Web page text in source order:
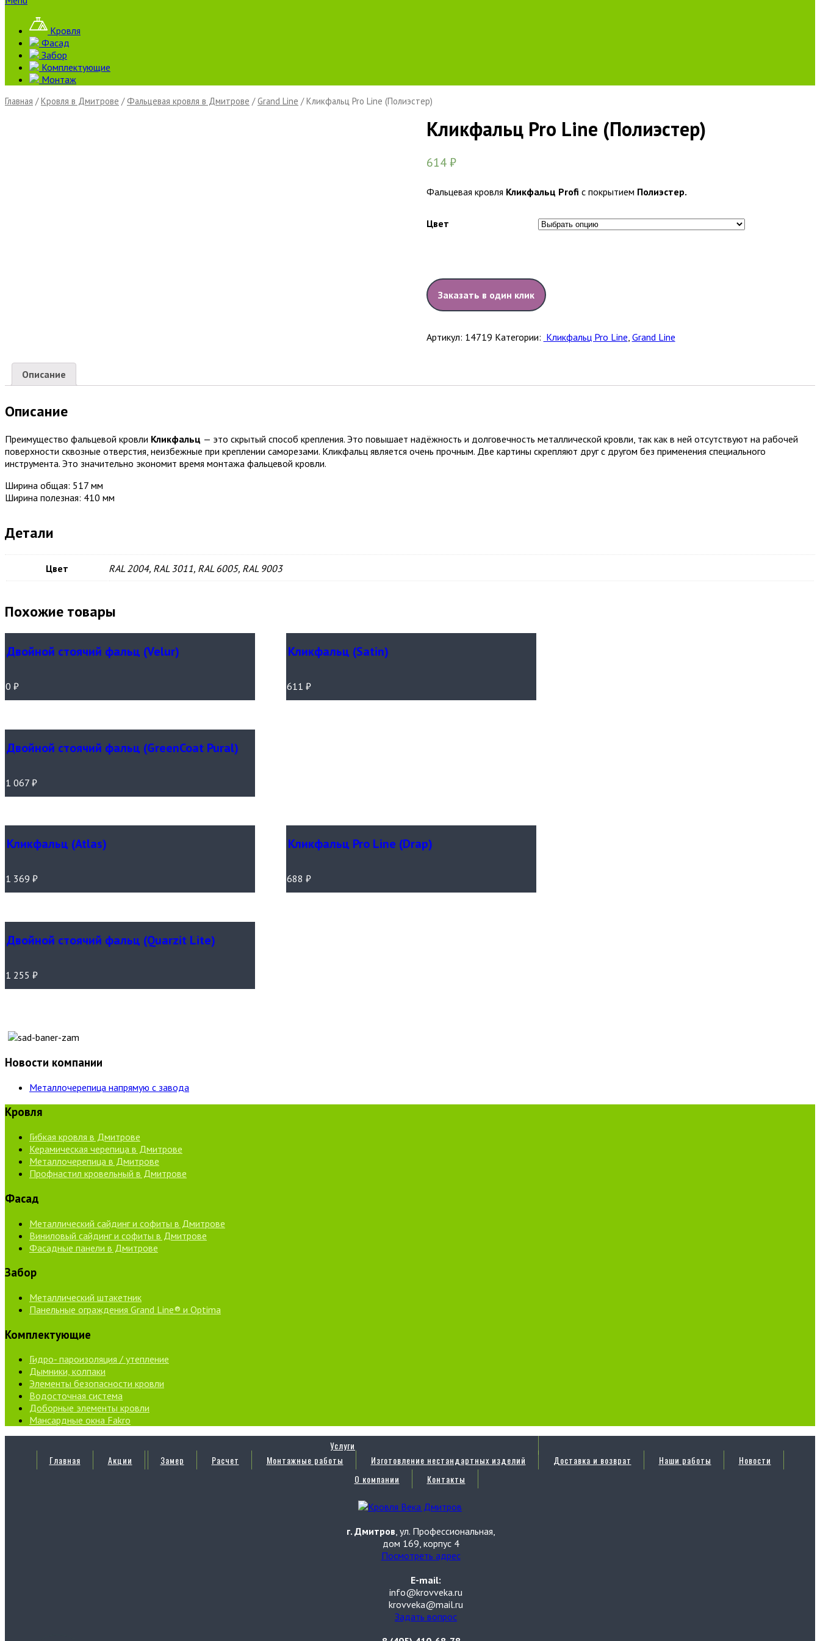
Кровля
Фасад
Забор
Комплектующие
Монтаж
Главная /Кровля в Дмитрове /Фальцевая кровля в Дмитрове /Grand Line / Кликфальц Pro Line (Полиэстер)
Кликфальц Pro Line (Полиэстер)
614₽
Фальцевая кровля Кликфальц Profi с покрытием Полиэстер.
Цвет
Заказать в один клик
Артикул: 14719 Категории: Кликфальц Pro Line, Grand Line
Описание
Описание
Преимущество фальцевой кровли Кликфальц — это скрытый способ крепления. Это повышает надёжность и долговечность металлической кровли, так как в ней отсутствуют на рабочей
поверхности сквозные отверстия, неизбежные при креплении саморезами. Кликфальц является очень прочным. Две картины скрепляют друг с другом без применения специального
инструмента. Это значительно экономит время монтажа фальцевой кровли.
Ширина общая: 517 мм
Ширина полезная: 410 мм
Детали
Цвет RAL 2004, RAL 3011, RAL 6005, RAL 9003
Похожие товары
Двойной стоячий фальц (Velur)
0 ₽
Кликфальц (Satin)
611 ₽
Двойной стоячий фальц (GreenCoat Pural)
1 067 ₽
Кликфальц (Atlas)
1 369 ₽
Кликфальц Pro Line (Drap)
688 ₽
Двойной стоячий фальц (Quarzit Lite)
1 255 ₽
Новости компании
Металлочерепица напрямую с завода
Кровля
Гибкая кровля в Дмитрове
Керамическая черепица в Дмитрове
Металлочерепица в Дмитрове
Профнастил кровельный в Дмитрове
Фасад
Металлический сайдинг и софиты в Дмитрове
Виниловый сайдинг и софиты в Дмитрове
Фасадные панели в Дмитрове
Забор
Металлический штакетник
Панельные ограждения Grand Line® и Optima
Комплектующие
Гидро- пароизоляция / утепление
Дымники, колпаки
Элементы безопасности кровли
Водосточная система
Доборные элементы кровли
Мансардные окна Fakro
Главная Акции
Услуги
Замер
Расчет Монтажные работы Изготовление нестандартных изделий Доставка и возврат Наши работы
Новости
О компании
Контакты
г. Дмитров, ул. Профессиональная,
дом 169, корпус 4
Посмотреть адрес
E-mail:
info@krovveka.ru
krovveka@mail.ru
Задать вопрос